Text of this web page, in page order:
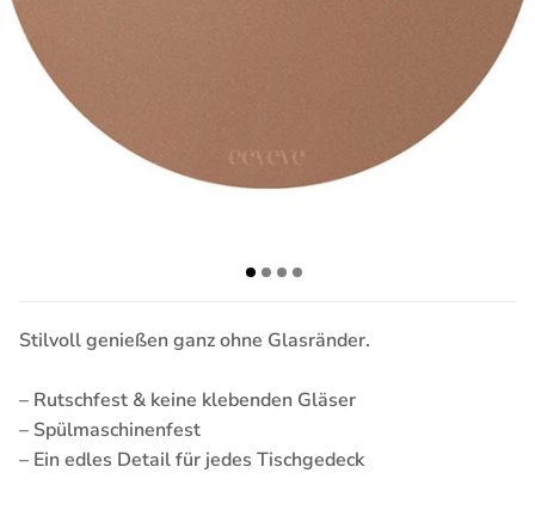
Stilvoll genießen ganz ohne Glasränder.
– Rutschfest & keine klebenden Gläser
– Spülmaschinenfest
– Ein edles Detail für jedes Tischgedeck